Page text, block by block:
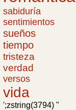
sabiduría
sentimientos
sueños
tiempo
tristeza
verdad
versos
vida
';zstring(3794) "